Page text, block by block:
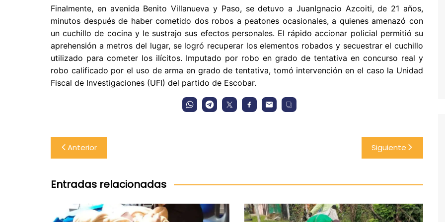
Finalmente, en avenida Benito Villanueva y Paso, se detuvo a JuanIgnacio Azcoiti, de 21 años,
minutos después de haber cometido dos robos a peatones ocasionales, a quienes amenazó con
un cuchillo de cocina y le sustrajo sus efectos personales. El rápido accionar policial permitió su
aprehensión a metros del lugar, se logró recuperar los elementos robados y secuestrar el cuchillo
utilizado para cometer los ilícitos. Imputado por robo en grado de tentativa en concurso real y
robo calificado por el uso de arma en grado de tentativa, tomó intervención en el caso la Unidad
Fiscal de Investigaciones (UFI) del partido de Escobar.
Navegación
de
entradas
Anterior Siguiente
Entradas relacionadas